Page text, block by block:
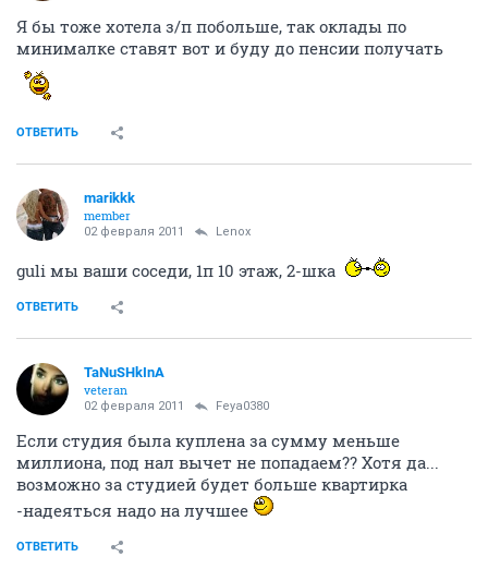
Я бы тоже хотела з/п побольше, так оклады по
минималке ставят вот и буду до пенсии получать
ОТВЕТИТЬ
marikkk
member
02 февраля 2011 Lenox
guli мы ваши соседи, 1п 10 этаж, 2-шка
ОТВЕТИТЬ
TaNuSHkInA
veteran
02 февраля 2011 Feya0380
Если студия была куплена за сумму меньше
миллиона, под нал вычет не попадаем?? Хотя да...
возможно за студией будет больше квартирка
-надеяться надо на лучшее
ОТВЕТИТЬ